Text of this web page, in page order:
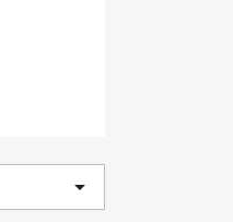
